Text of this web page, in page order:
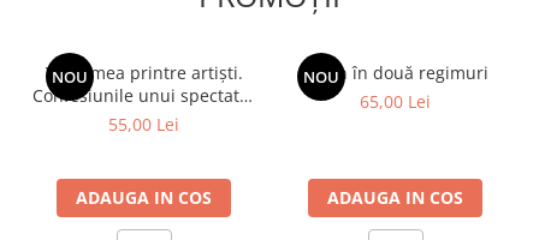
NOU
Viața mea printre artiști.
Confesiunile unui spectator
fidel
55,00 Lei
ADAUGA IN COS
NOU
Spion în două regimuri
65,00 Lei
ADAUGA IN COS